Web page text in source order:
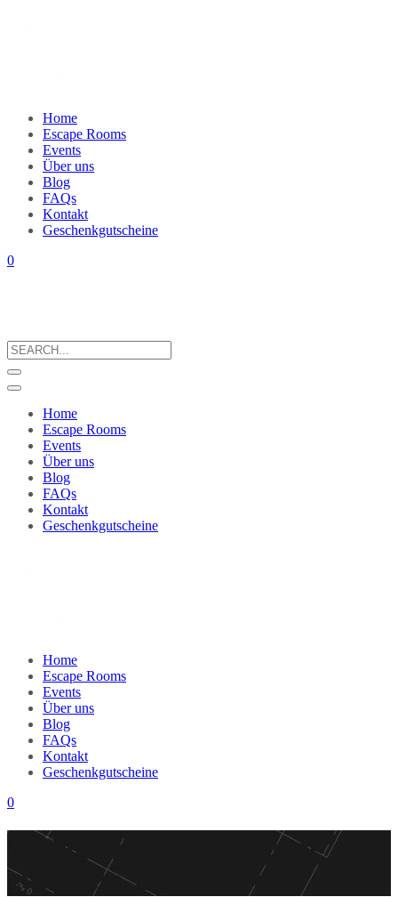
Home
Escape Rooms
Events
Über uns
Blog
FAQs
Kontakt
Geschenkgutscheine
0
Search
for:
Home
Escape Rooms
Events
Über uns
Blog
FAQs
Kontakt
Geschenkgutscheine
Home
Escape Rooms
Events
Über uns
Blog
FAQs
Kontakt
Geschenkgutscheine
0
Schlagwort:
Escape room
gutschein